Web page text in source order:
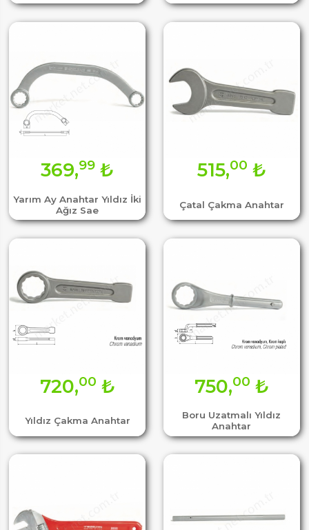
Yarım Ay Anahtar Yıldız İki
Ağız Sae
369,99 ₺
Çatal Çakma Anahtar
515,00 ₺
Yıldız Çakma Anahtar
720,00 ₺
Boru Uzatmalı Yıldız
Anahtar
750,00 ₺